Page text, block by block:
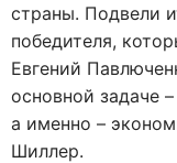
страны. Подвели
победителя,
Евгений
основной задаче
а именно –
Шиллер.